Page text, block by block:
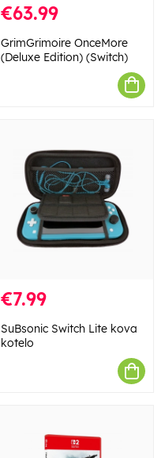
€63.99
GrimGrimoire OnceMore
(Deluxe Edition) (Switch)
€7.99
SuBsonic Switch Lite kova
kotelo